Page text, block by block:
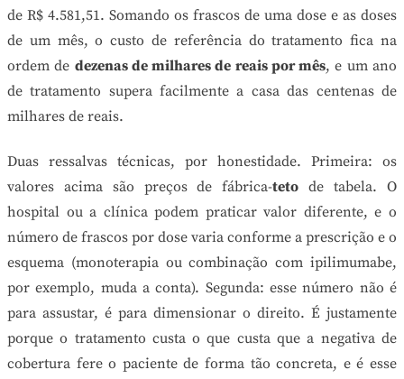
de R$ 4.581,51. Somando os frascos de uma dose e as doses
de um mês, o custo de referência do tratamento fica na
ordem de dezenas de milhares de reais por mês, e um ano
de tratamento supera facilmente a casa das centenas de
milhares de reais.
Duas ressalvas técnicas, por honestidade. Primeira: os
valores acima são preços de fábrica-teto de tabela. O
hospital ou a clínica podem praticar valor diferente, e o
número de frascos por dose varia conforme a prescrição e o
esquema (monoterapia ou combinação com ipilimumabe,
por exemplo, muda a conta). Segunda: esse número não é
para assustar, é para dimensionar o direito. É justamente
porque o tratamento custa o que custa que a negativa de
cobertura fere o paciente de forma tão concreta, e é esse